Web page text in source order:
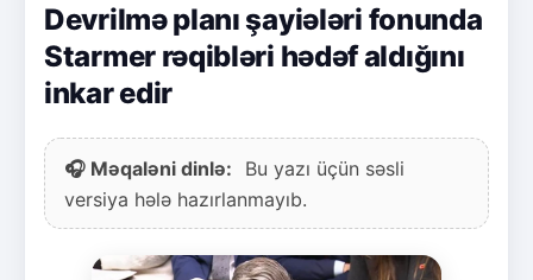
Devrilmə planı şayiələri fonunda
Starmer rəqibləri hədəf aldığını
inkar edir
🎧 Məqaləni dinlə:
Bu yazı üçün səsli
versiya hələ hazırlanmayıb.